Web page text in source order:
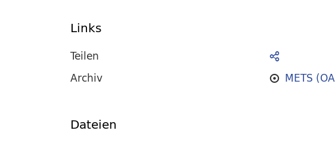
Links
Teilen
Archiv
METS
Dateien